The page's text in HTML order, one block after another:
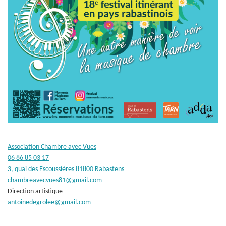
Association Chambre avec Vues
06 86 85 03 17
3, quai des Escoussières 81800 Rabastens
chambreavecvues81@gmail.com
Direction artistique
antoinedegrolee@gmail.com